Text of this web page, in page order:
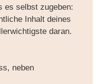
es selbst zugeben:
Inhalt deines
daran.
neben